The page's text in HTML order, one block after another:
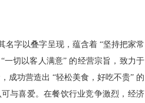
名字以叠字呈现，蕴含着 “坚持把家常
切以客人满意” 的经营宗旨，致力于
成功营造出 “轻松美食，好吃不贵” 的
与喜爱。在餐饮行业竞争激烈，经济